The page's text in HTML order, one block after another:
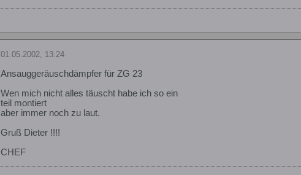
01.05.2002, 13:24
Ansauggeräuschdämpfer für ZG 23
Wen mich nicht alles täuscht habe ich so ein
teil montiert
aber immer noch zu laut.
Gruß Dieter !!!!
CHEF